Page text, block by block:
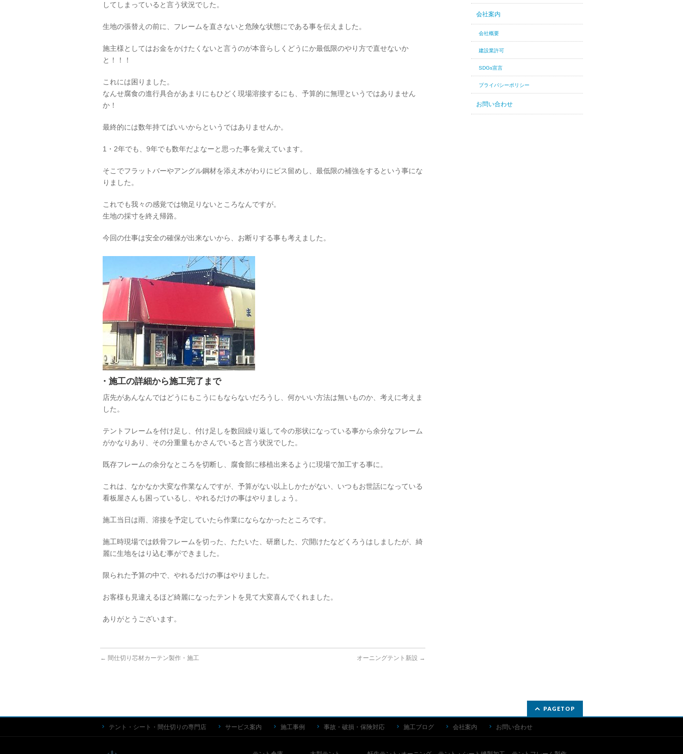
してしまっていると言う状況でした。
生地の張替えの前に、フレームを直さないと危険な状態にである事を伝えました。
施主様としてはお金をかけたくないと言うのが本音らしくどうにか最低限のやり方で直せないか
と！！！
これには困りました。
なんせ腐食の進行具合があまりにもひどく現場溶接するにも、予算的に無理というではありません
か！
最終的には数年持てばいいからというではありませんか。
1・2年でも、9年でも数年だよなーと思った事を覚えています。
そこでフラットバーやアングル鋼材を添え木がわりにビス留めし、最低限の補強をするという事にな
りました。
これでも我々の感覚では物足りないところなんですが。
生地の採寸を終え帰路。
今回の仕事は安全の確保が出来ないから、お断りする事も考えました。
・施工の詳細から施工完了まで
店先があんなんではどうにもこうにもならないだろうし、何かいい方法は無いものか、考えに考えま
した。
テントフレームを付け足し、付け足しを数回繰り返して今の形状になっている事から余分なフレーム
がかなりあり、その分重量もかさんでいると言う状況でした。
既存フレームの余分なところを切断し、腐食部に移植出来るように現場で加工する事に。
これは、なかなか大変な作業なんですが、予算がない以上しかたがない、いつもお世話になっている
看板屋さんも困っているし、やれるだけの事はやりましょう。
施工当日は雨、溶接を予定していたら作業にならなかったところです。
施工時現場では鉄骨フレームを切った、たたいた、研磨した、穴開けたなどくろうはしましたが、綺
麗に生地をはり込む事ができました。
限られた予算の中で、やれるだけの事はやりました。
お客様も見違えるほど綺麗になったテントを見て大変喜んでくれました。
ありがとうございます。
← 間仕切り芯材カーテン製作・施工 オーニングテント新設 →
会社案内
会社概要
建設業許可
SDGs宣言
プライバシーポリシー
お問い合わせ
PAGETOP
テント・シート・間仕切りの専門店 サービス案内 施工事例 事故・破損・保険対応 施工ブログ 会社案内 お問い合わせ